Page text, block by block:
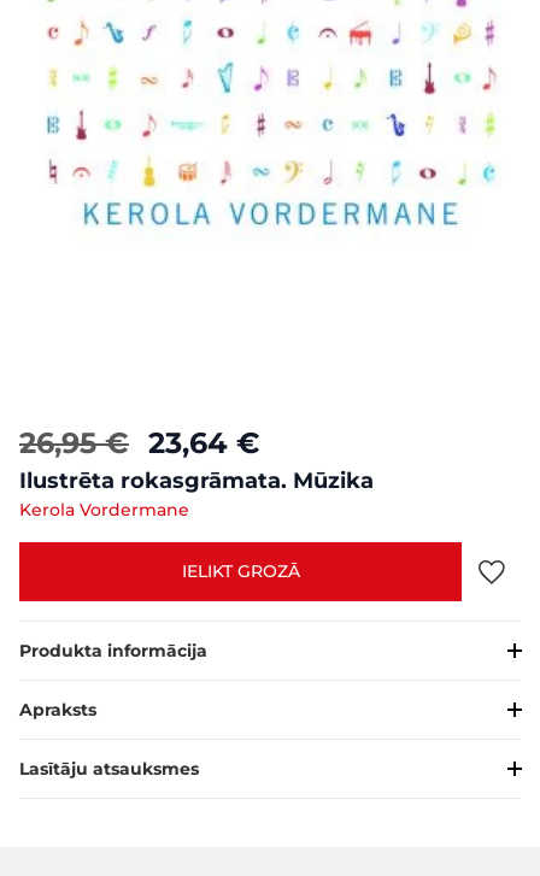
26,95 € 23,64 €
Ilustrēta rokasgrāmata. Mūzika
Kerola Vordermane
IELIKT GROZĀ
Produkta informācija
Apraksts
Lasītāju atsauksmes